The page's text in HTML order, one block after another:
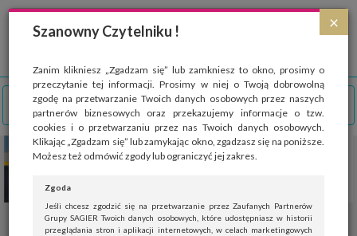
×
Szanowny Czytelniku !
Zanim klikniesz „Zgadzam się” lub zamkniesz to okno, prosimy o
przeczytanie tej informacji. Prosimy w niej o Twoją dobrowolną
zgodę na przetwarzanie Twoich danych osobowych przez naszych
partnerów biznesowych oraz przekazujemy informacje o tzw.
cookies i o przetwarzaniu przez nas Twoich danych osobowych.
Klikając „Zgadzam się” lub zamykając okno, zgadzasz się na poniższe.
Możesz też odmówić zgody lub ograniczyć jej zakres.
Zgoda
Jeśli chcesz zgodzić się na przetwarzanie przez Zaufanych Partnerów
Grupy SAGIER Twoich danych osobowych, które udostępniasz w historii
przeglądania stron i aplikacji internetowych, w celach marketingowych
Strona wykorzystuje pliki cookies, które służą głównie do celów statystycznych.
Wyrażając zgodę na używanie 'cookies', zezwalasz na zapisanie ich w pamięci
przeglądarki. Przejdź do
polityki cookies